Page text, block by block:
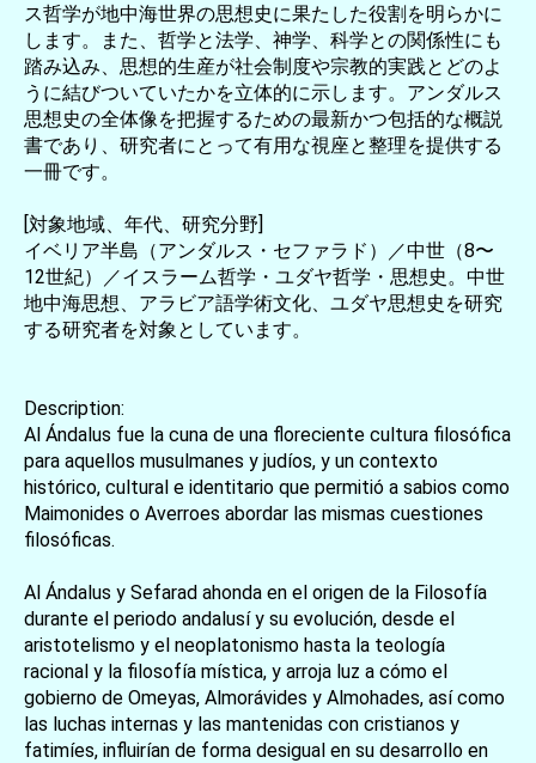
ス哲学が地中海世界の思想史に果たした役割を明らかに
します。また、哲学と法学、神学、科学との関係性にも
踏み込み、思想的生産が社会制度や宗教的実践とどのよ
うに結びついていたかを立体的に示します。アンダルス
思想史の全体像を把握するための最新かつ包括的な概説
書であり、研究者にとって有用な視座と整理を提供する
一冊です。
[対象地域、年代、研究分野]
イベリア半島（アンダルス・セファラド）／中世（8〜
12世紀）／イスラーム哲学・ユダヤ哲学・思想史。中世
地中海思想、アラビア語学術文化、ユダヤ思想史を研究
する研究者を対象としています。
Description:
Al Ándalus fue la cuna de una floreciente cultura filosófica
para aquellos musulmanes y judíos, y un contexto
histórico, cultural e identitario que permitió a sabios como
Maimonides o Averroes abordar las mismas cuestiones
filosóficas.
Al Ándalus y Sefarad ahonda en el origen de la Filosofía
durante el periodo andalusí y su evolución, desde el
aristotelismo y el neoplatonismo hasta la teología
racional y la filosofía mística, y arroja luz a cómo el
gobierno de Omeyas, Almorávides y Almohades, así como
las luchas internas y las mantenidas con cristianos y
fatimíes, influirían de forma desigual en su desarrollo en